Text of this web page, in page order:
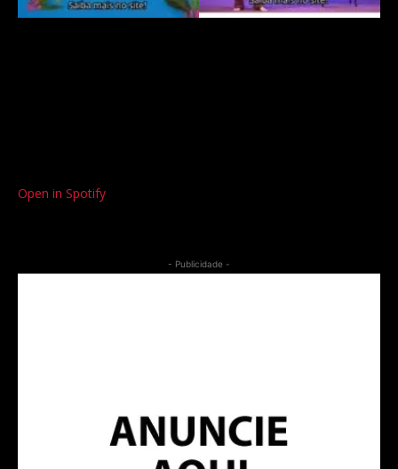
Open in Spotify
- Publicidade -